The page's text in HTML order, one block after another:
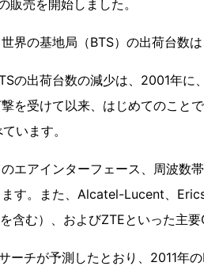
販売を開始しました。
界の基地局（BTS）の出荷台数は
の出荷台数の減少は、2001年
を受けて以来、はじめてのこと
います。
エアインターフェース、周波数
ます。また、Alcatel-Lucent、
む）、およびZTEといった主要
ーチが予測したとおり、2011年